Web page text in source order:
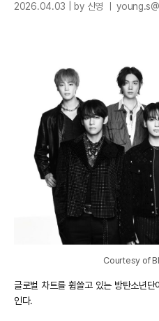
2026.04.03 | by 신영 ㅣ
Courtesy of
글로벌 차트를 휩쓸고 있는 방탄소년
인다.